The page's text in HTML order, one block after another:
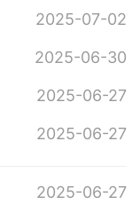
2025-07-02
2025-06-30
2025-06-27
2025-06-27
2025-06-27